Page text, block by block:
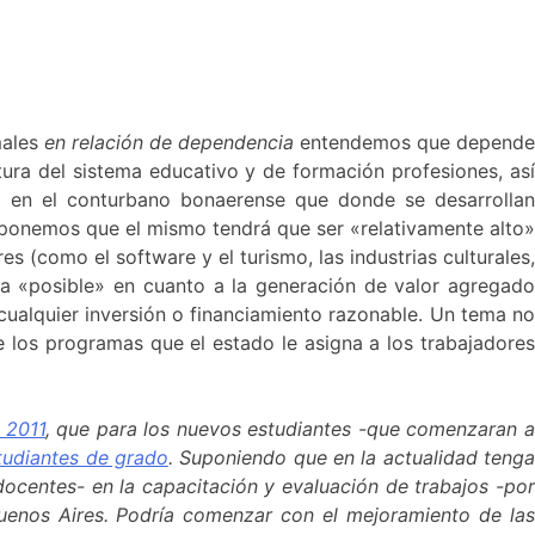
en relación de dependencia entendemos que depende
del sistema educativo y de formación profesiones, así
el conturbano bonaerense que donde se desarrollan
que el mismo tendrá que ser «relativamente alto»
(como el software y el turismo, las industrias culturales,
en cuanto a la generación de valor agregado
inversión o financiamiento razonable. Un tema no
programas que el estado le asigna a los trabajadores
, que para los nuevos estudiantes -que comenzaran a
de grado. Suponiendo que en la actualidad tenga
en la capacitación y evaluación de trabajos -por
Aires. Podría comenzar con el mejoramiento de las